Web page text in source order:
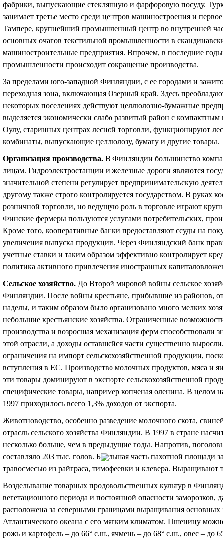
фабрики, выпускающие стеклянную и фарфоровую посуду.
занимает третье место среди центров машиностроения и
Тампере, крупнейший промышленный центр во внутренней
основных очагов текстильной промышленности в
машиностроительные предприятия. Впрочем, в последние
промышленности происходит сокращение производства.
За пределами юго-западной Финляндии, с ее городами и
переходная зона, включающая Озерный край. Здесь
некоторых поселениях действуют целлюлозно-бумажные
выделяется экономически слабо развитый район с
Оулу, старинных центрах лесной торговли, функционируют
комбинаты, выпускающие целлюлозу, бумагу и другие товары.
Организация производства. В Финляндии большинство
лицам. Гидроэлектростанции и железные дороги являются
значительной степени регулирует предпринимательскую
другому также строго контролируется государством. В руках
розничной торговли, но ведущую роль в торговле играют
Финские фермеры пользуются услугами потребительских,
Кроме того, кооперативные банки предоставляют ссуды на
увеличения выпуска продукции. Через Финляндский банк
учетные ставки и таким образом эффективно контролирует
политика активного привлечения иностранных
Сельское хозяйство. До Второй мировой войны сельское
Финляндии. После войны крестьяне, прибывшие из районов,
наделы, и таким образом было организовано много мелких
небольшие крестьянские хозяйства. Ограниченные
производства и возросшая механизация ферм способствовали
этой отрасли, а доходы оставшейся части существенно
ограничения на импорт сельскохозяйственной продукции,
вступления в ЕС. Производство молочных продуктов, мяса и
эти товары доминируют в экспорте сельскохозяйственной
специфические товары, например копченая оленина. В целом
1997 приходилось всего 1,3% доходов от экспорта.
Животноводство, особенно разведение молочного скота,
отрасль сельского хозяйства Финляндии. В 1997 в стране
несколько больше, чем в предыдущие годы. Напротив,
составляло 203 тыс. голов. Б
льшая часть пахотной площади
травосмесью из райграса, тимофеевки и клевера. Выращивают
Возделывание товарных продовольственных культур в
вегетационного периода и постоянной опасности заморозков,
расположена за северными границами выращивания основных
Атлантического океана с его мягким климатом. Пшеницу
рожь и картофель – до 66° с.ш., ячмень – до 68° с.ш., овес – до